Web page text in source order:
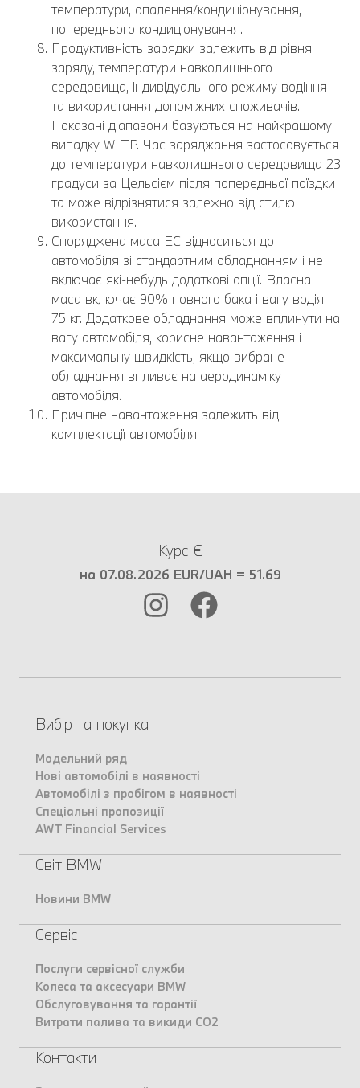
температури, опалення/кондиціонування,
попереднього кондиціонування.
Продуктивність зарядки залежить від рівня
заряду, температури навколишнього
середовища, індивідуального режиму водіння
та використання допоміжних споживачів.
Показані діапазони базуються на найкращому
випадку WLTP. Час заряджання застосовується
до температури навколишнього середовища 23
градуси за Цельсієм після попередньої поїздки
та може відрізнятися залежно від стилю
використання.
Споряджена маса EC відноситься до
автомобіля зі стандартним обладнанням і не
включає які-небудь додаткові опції. Власна
маса включає 90% повного бака і вагу водія
75 кг. Додаткове обладнання може вплинути на
вагу автомобіля, корисне навантаження і
максимальну швидкість, якщо вибране
обладнання впливає на аеродинаміку
автомобіля.
Причіпне навантаження залежить від
комплектації автомобіля
Курс €
на 07.08.2026 EUR/UAH = 51.69
Вибір та покупка
Модельний ряд
Нові автомобілі в наявності
Автомобілі з пробігом в наявності
Спеціальні пропозиції
AWT Financial Services
Світ BMW
Новини BMW
Сервіс
Послуги сервісної служби
Колеса та аксесуари BMW
Обслуговування та гарантії
Витрати палива та викиди CO2
Контакти